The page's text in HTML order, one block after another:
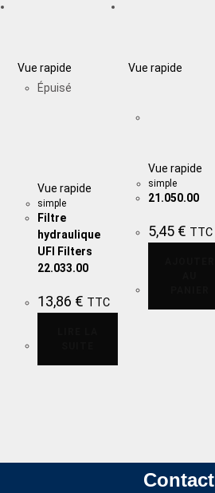
Vue rapide
Épuisé
Vue rapide
simple
Filtre
hydraulique
UFI Filters
22.033.00
13,86 € TTC
Vue rapide
Vue rapide
simple
21.050.00
5,45 € TTC
Contact